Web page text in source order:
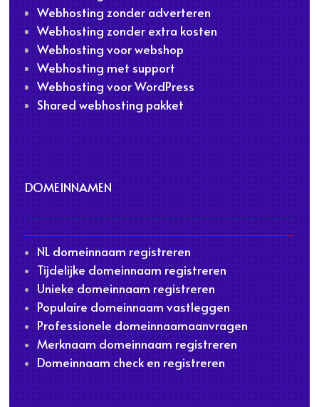
Webhosting zonder adverteren
Webhosting zonder extra kosten
Webhosting voor webshop
Webhosting met support
Webhosting voor WordPress
Shared webhosting pakket
DOMEINNAMEN
NL domeinnaam registreren
Tijdelijke domeinnaam registreren
Unieke domeinnaam registreren
Populaire domeinnaam vastleggen
Professionele domeinnaamaanvragen
Merknaam domeinnaam registreren
Domeinnaam check en registreren